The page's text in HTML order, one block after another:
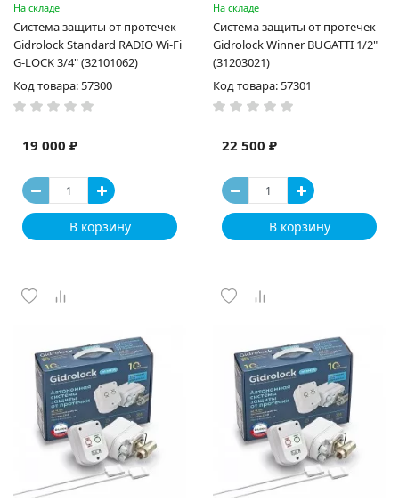
На складе
Система защиты от протечек
Gidrоlock Standard RADIO Wi-Fi
G-LOCK 3/4" (32101062)
Код товара: 57300
19 000 ₽
В корзину
На складе
Система защиты от протечек
Gidrоlock Winner BUGATTI 1/2"
(31203021)
Код товара: 57301
22 500 ₽
В корзину